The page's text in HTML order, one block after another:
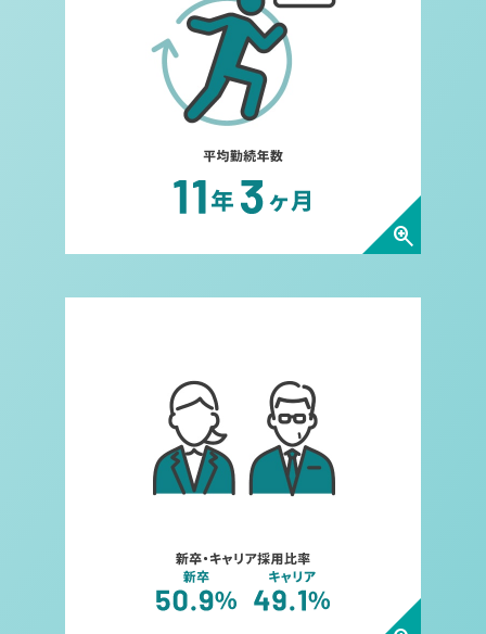
zoom_in
新卒・キャリア採用比率につ